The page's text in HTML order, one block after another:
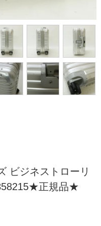
ビジネストローリ
正規品★